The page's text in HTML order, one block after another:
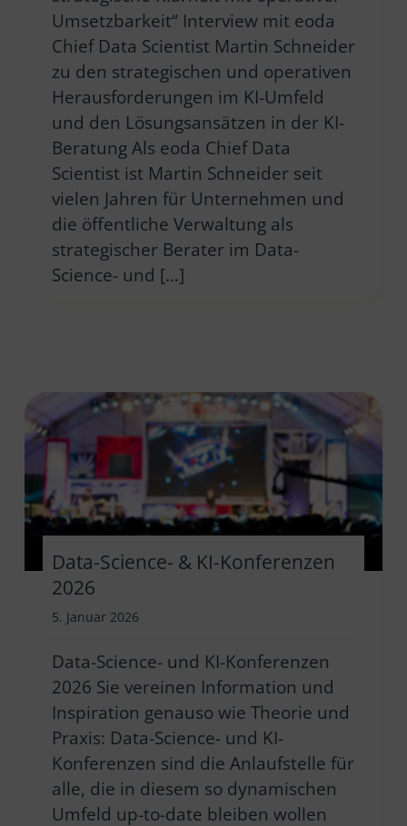
Umsetzbarkeit“ Interview mit eoda
Chief Data Scientist Martin Schneider
zu den strategischen und operativen
Herausforderungen im KI-Umfeld
und den Lösungsansätzen in der KI-
Beratung Als eoda Chief Data
Scientist ist Martin Schneider seit
vielen Jahren für Unternehmen und
die öffentliche Verwaltung als
strategischer Berater im Data-
Science- und […]
Data-Science- & KI-Konferenzen
2026
5. Januar 2026
Data-Science- und KI-Konferenzen
2026 Sie vereinen Information und
Inspiration genauso wie Theorie und
Praxis: Data-Science- und KI-
Konferenzen sind die Anlaufstelle für
alle, die in diesem so dynamischen
Umfeld up-to-date bleiben wollen